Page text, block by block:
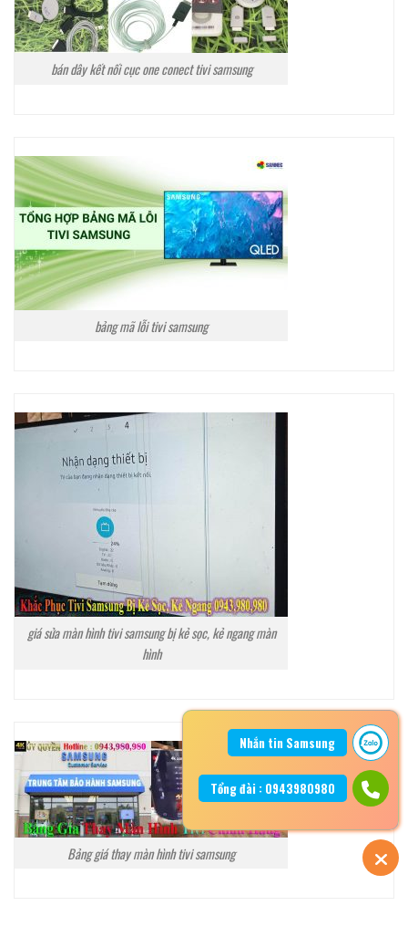
bán dây kết nối cục one conect tivi samsung
bảng mã lỗi tivi samsung
giá sửa màn hình tivi samsung bị kẻ sọc, kẻ ngang màn
hình
Bảng giá thay màn hình tivi samsung
Nhắn tin Samsung
Tổng đài : 0943980980